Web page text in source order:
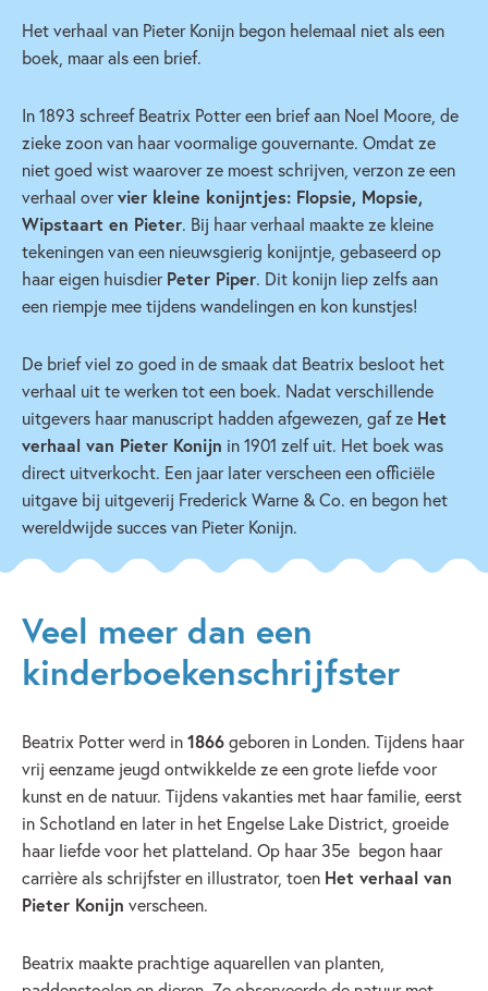
Het verhaal van Pieter Konijn begon helemaal niet als een
boek, maar als een brief.
In 1893 schreef Beatrix Potter een brief aan Noel Moore, de
zieke zoon van haar voormalige gouvernante. Omdat ze
niet goed wist waarover ze moest schrijven, verzon ze een
verhaal overvier kleine konijntjes: Flopsie, Mopsie,
Wipstaart en Pieter. Bij haar verhaal maakte ze kleine
tekeningen van een nieuwsgierig konijntje, gebaseerd op
haar eigen huisdierPeter Piper. Dit konijn liep zelfs aan
een riempje mee tijdens wandelingen en kon kunstjes!
De brief viel zo goed in de smaak dat Beatrix besloot het
verhaal uit te werken tot een boek. Nadat verschillende
uitgevers haar manuscript hadden afgewezen, gaf ze Het
verhaal van Pieter Konijn in 1901 zelf uit. Het boek was
direct uitverkocht. Een jaar later verscheen een officiële
uitgave bij uitgeverij Frederick Warne & Co. en begon het
wereldwijde succes van Pieter Konijn.
Veel meer dan een
kinderboekenschrijfster
Beatrix Potter werd in1866geboren in Londen. Tijdens haar
vrij eenzame jeugd ontwikkelde ze een grote liefde voor
kunst en de natuur. Tijdens vakanties met haar familie, eerst
in Schotland en later in het Engelse Lake District, groeide
haar liefde voor het platteland. Op haar 35e begon haar
carrière als schrijfster en illustrator, toen Het verhaal van
Pieter Konijn verscheen.
Beatrix maakte prachtige aquarellen van planten,